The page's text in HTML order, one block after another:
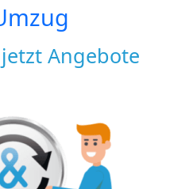
Angebote